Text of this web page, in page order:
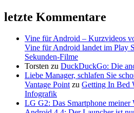
letzte Kommentare
Vine für Android – Kurzvideos
Vine für Android landet im Play
Sekunden-Filme
Torsten zu DuckDuckGo: Die
Liebe Manager, schlafen Sie
Vantage Pointzu Getting In Bed
Infografik
LG G2: Das Smartphone meiner